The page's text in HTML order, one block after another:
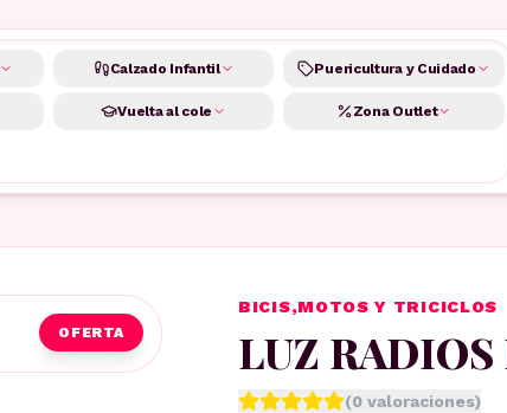
Calzado Infantil Puericultura y Cuidado
Vuelta al cole Zona Outlet
OFERTA
BICIS,MOTOS Y TRICICLOS
LUZ
(0 valoraciones)